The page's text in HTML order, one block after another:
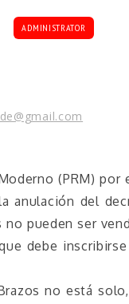
ADMINISTRATOR
(PRM)
anulación del
pueden ser
debe
no está